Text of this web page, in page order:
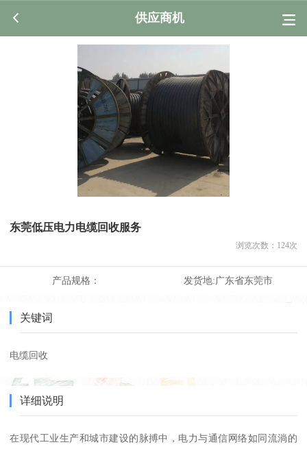
供应商机
东莞低压电力电缆回收服务
浏览次数： 124次
产品规格： 发货地:广东省东莞市
关键词
电缆回收
详细说明
在现代工业生产和城市建设的脉搏中，电力与通信网络如同流淌的